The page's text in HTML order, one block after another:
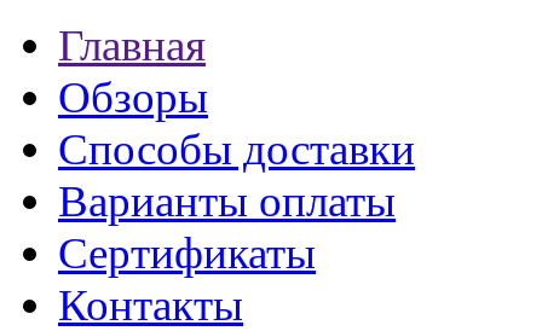
Главная
Обзоры
Способы доставки
Варианты оплаты
Сертификаты
Контакты